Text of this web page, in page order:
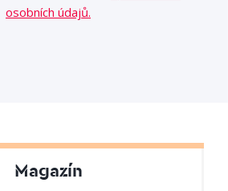
osobních údajů.
Magazín